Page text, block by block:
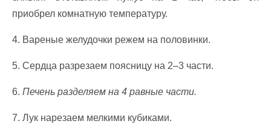
приобрел комнатную температуру.
4. Вареные желудочки режем на половинки.
5. Сердца разрезаем поясницу на 2–3 части.
6. Печень разделяем на 4 равные части.
7. Лук нарезаем мелкими кубиками.